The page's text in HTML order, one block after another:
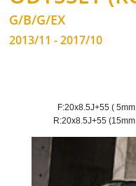
G/B/G/EX
2013/11 - 2017/10
F:20x8.5J+55 (
R:20x8.5J+55